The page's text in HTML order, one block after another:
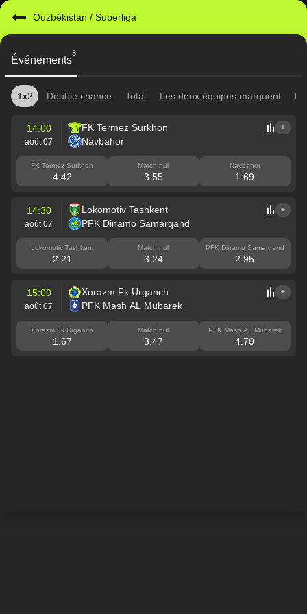
Ouzbékistan / Superliga
Événements
3
1x2 Double chance Total Les deux équipes marquent
14:00
août 07
FK Termez Surkhon
Navbahor
+
FK Termez Surkhon
4.42
Match nul
3.55
Navbahor
1.69
14:30
août 07
Lokomotiv Tashkent
PFK Dinamo Samarqand
+
Lokomotiv Tashkent
2.21
Match nul
3.24
PFK Dinamo Samarqand
2.95
15:00
août 07
Xorazm Fk Urganch
PFK Mash AL Mubarek
+
Xorazm Fk Urganch
1.67
Match nul
3.47
PFK Mash AL Mubarek
4.70